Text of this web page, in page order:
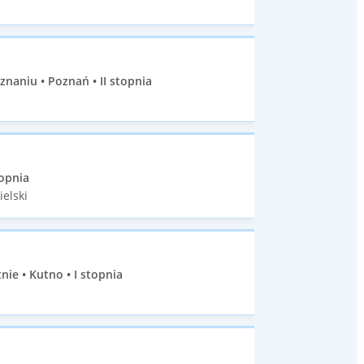
• Poznań • II stopnia
• Kutno • I stopnia